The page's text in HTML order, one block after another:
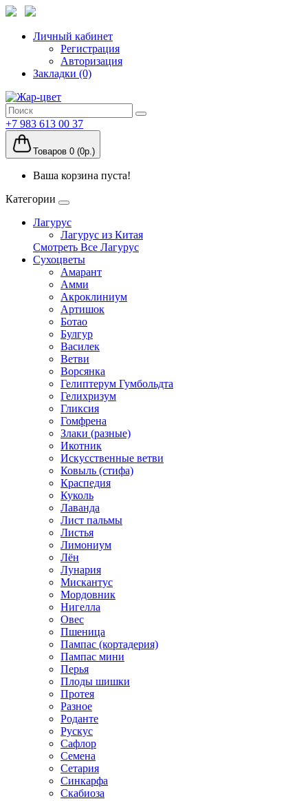
Личный кабинет
Регистрация
Авторизация
Закладки (0)
+7 983 613 00 37
Товаров 0 (0р.)
Ваша корзина пуста!
Категории
Лагурус
Лагурус из Китая
Смотреть Все Лагурус
Сухоцветы
Амарант
Амми
Акроклиниум
Артишок
Ботао
Булгур
Василек
Ветви
Ворсянка
Гелиптерум Гумбольдта
Гелихризум
Гликсия
Гомфрена
Злаки (разные)
Икотник
Искусственные ветви
Ковыль (стифа)
Краспедия
Куколь
Лаванда
Лист пальмы
Листья
Лимониум
Лён
Лунария
Мискантус
Мордовник
Нигелла
Овес
Пшеница
Пампас (кортадерия)
Пампас мини
Перья
Плоды шишки
Протея
Разное
Роданте
Рускус
Сафлор
Семена
Сетария
Синкарфа
Скабиоза